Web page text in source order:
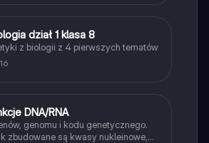
biologia dział 1 klasa 8
z biologii z 4 pierwszych tematów
DNA/RNA
genomu i kodu genetycznego.
zbudowane są kwasy nukleinowe,